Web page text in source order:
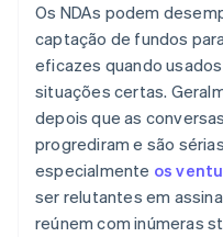
Os NDAs podem
captação de fundos
eficazes quando
situações certas.
depois que as
progrediram e são
especialmente os
ser relutantes em
reúnem com inúmeras